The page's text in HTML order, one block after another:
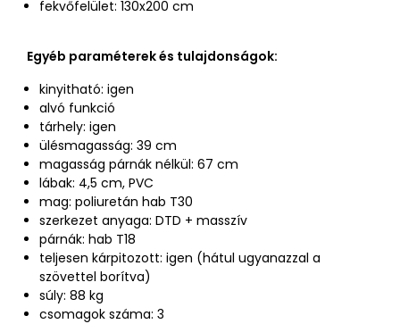
fekvőfelület: 130x200 cm
Egyéb paraméterek és tulajdonságok:
kinyitható: igen
alvó funkció
tárhely: igen
ülésmagasság: 39 cm
magasság párnák nélkül: 67 cm
lábak: 4,5 cm, PVC
mag: poliuretán hab T30
szerkezet anyaga: DTD + masszív
párnák: hab T18
teljesen kárpitozott: igen (hátul ugyanazzal a
szövettel borítva)
súly: 88 kg
csomagok száma: 3